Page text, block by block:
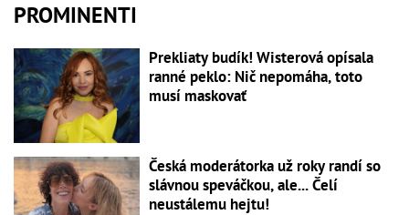
PROMINENTI
Prekliaty budík! Wisterová opísala
ranné peklo: Nič nepomáha, toto
musí maskovať
Česká moderátorka už roky randí so
slávnou speváčkou, ale... Čelí
neustálemu hejtu!